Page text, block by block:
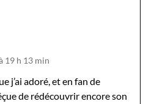
19 h 13 min
j’ai adoré, et en fan de
de rédécouvrir encore son